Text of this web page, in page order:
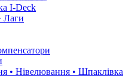
I-Deck
Лаги
• Нівелювання • Шпаклівка